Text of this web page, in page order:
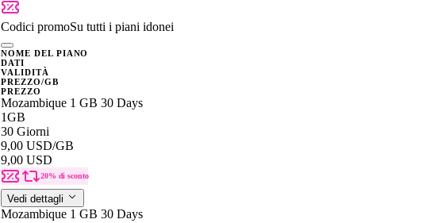
Codici promoSu tutti i piani idonei
NOME DEL PIANO
DATI
VALIDITÀ
PREZZO/GB
PREZZO
Mozambique 1 GB 30 Days
1GB
30 Giorni
9,00 USD/GB
9,00 USD
20% di sconto
Vedi dettagli
Mozambique 1 GB 30 Days